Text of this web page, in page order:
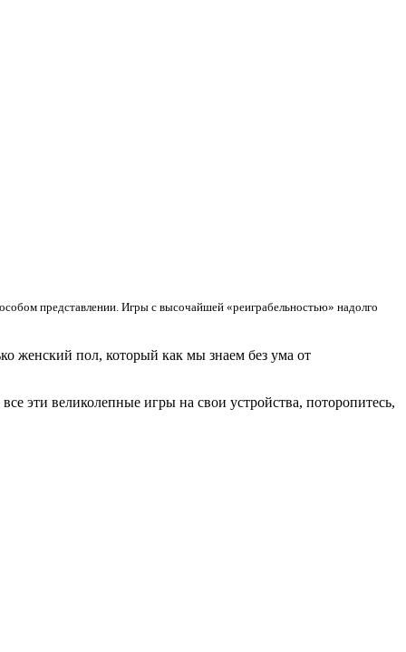
представлении. Игры с высочайшей «реиграбельностью» надолго
женский пол, который как мы знаем без ума от
эти великолепные игры на свои устройства, поторопитесь,